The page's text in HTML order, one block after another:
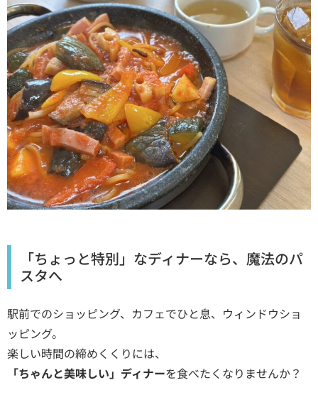
「ちょっと特別」なディナーなら、魔法のパ
スタへ
駅前でのショッピング、カフェでひと息、ウィンドウショ
ッピング。
楽しい時間の締めくくりには、
「ちゃんと美味しい」ディナーを食べたくなりませんか？